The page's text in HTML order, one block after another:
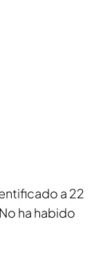
a 22
ha habido